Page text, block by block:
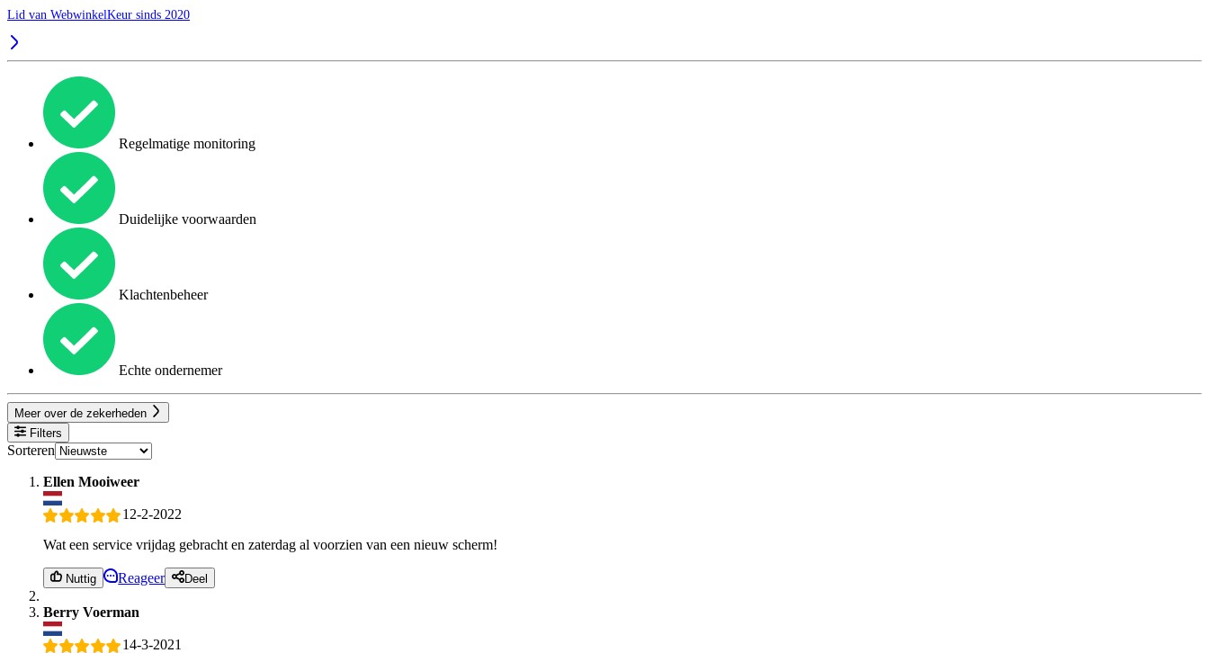
Lid van WebwinkelKeur sinds 2020
Regelmatige monitoring
Duidelijke voorwaarden
Klachtenbeheer
Echte ondernemer
Meer over de zekerheden
Filters
Sorteren
Ellen Mooiweer
12-2-2022
Wat een service vrijdag gebracht en zaterdag al voorzien van een nieuw scherm!
Nuttig Reageer Deel
Berry Voerman
14-3-2021